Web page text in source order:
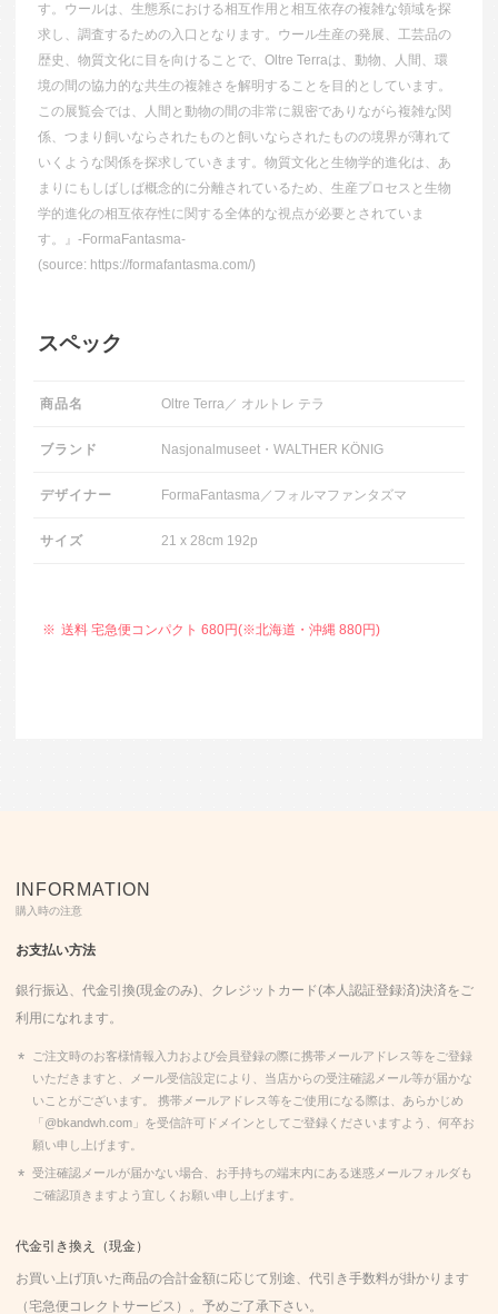
す。ウールは、生態系における相互作用と相互依存の複雑な領域を探
求し、調査するための入口となります。ウール生産の発展、工芸品の
歴史、物質文化に目を向けることで、Oltre Terraは、動物、人間、環
境の間の協力的な共生の複雑さを解明することを目的としています。
この展覧会では、人間と動物の間の非常に親密でありながら複雑な関
係、つまり飼いならされたものと飼いならされたものの境界が薄れて
いくような関係を探求していきます。物質文化と生物学的進化は、あ
まりにもしばしば概念的に分離されているため、生産プロセスと生物
学的進化の相互依存性に関する全体的な視点が必要とされていま
す。』-FormaFantasma-
(source: https://formafantasma.com/)
スペック
商品名 Oltre Terra／ オルトレ テラ
ブランド Nasjonalmuseet・WALTHER KÖNIG
デザイナー FormaFantasma／フォルマファンタズマ
サイズ 21 x 28cm 192p
送料 宅急便コンパクト 680円(※北海道・沖縄 880円)
INFORMATION
購入時の注意
お支払い方法
銀行振込、代金引換(現金のみ)、クレジットカード(本人認証登録済)決済をご
利用になれます。
ご注文時のお客様情報入力および会員登録の際に携帯メールアドレス等をご登録
いただきますと、メール受信設定により、当店からの受注確認メール等が届かな
いことがございます。 携帯メールアドレス等をご使用になる際は、あらかじめ
「@bkandwh.com」を受信許可ドメインとしてご登録くださいますよう、何卒お
願い申し上げます。
受注確認メールが届かない場合、お手持ちの端末内にある迷惑メールフォルダも
ご確認頂きますよう宜しくお願い申し上げます。
代金引き換え（現金）
お買い上げ頂いた商品の合計金額に応じて別途、代引き手数料が掛かります
（宅急便コレクトサービス）。予めご了承下さい。